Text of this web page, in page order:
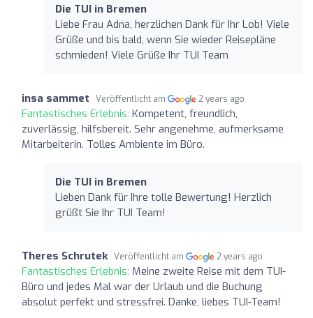
Die TUI in Bremen
Liebe Frau Adna, herzlichen Dank für Ihr Lob! Viele
Grüße und bis bald, wenn Sie wieder Reisepläne
schmieden! Viele Grüße Ihr TUI Team
insa sammet Veröffentlicht am 2 years ago
Fantastisches Erlebnis: Kompetent, freundlich,
zuverlässig, hilfsbereit. Sehr angenehme, aufmerksame
Mitarbeiterin. Tolles Ambiente im Büro.
Die TUI in Bremen
Lieben Dank für Ihre tolle Bewertung! Herzlich
grüßt Sie Ihr TUI Team!
Theres Schrutek Veröffentlicht am 2 years ago
Fantastisches Erlebnis: Meine zweite Reise mit dem TUI-
Büro und jedes Mal war der Urlaub und die Buchung
absolut perfekt und stressfrei. Danke, liebes TUI-Team!